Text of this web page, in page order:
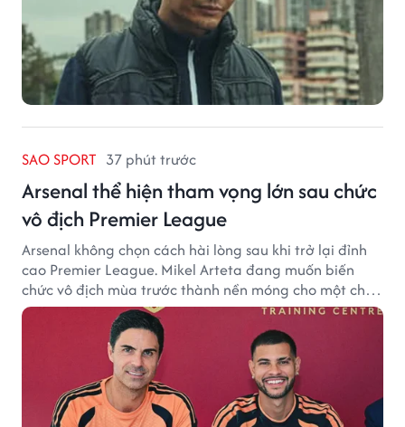
SAO SPORT 37 phút trước
Arsenal thể hiện tham vọng lớn sau chức
vô địch Premier League
Arsenal không chọn cách hài lòng sau khi trở lại đỉnh
cao Premier League. Mikel Arteta đang muốn biến
chức vô địch mùa trước thành nền móng cho một chu
kỳ thành công mới.